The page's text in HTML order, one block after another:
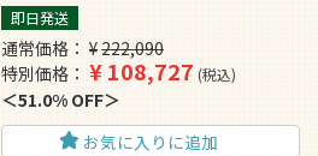
即日発送
通常価格 ¥222,090
特別価格
¥108,727 税込
51.0% OFF
お気に入りに追加